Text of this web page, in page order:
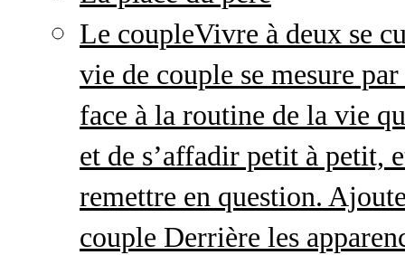
Le coupleVivre à deux se
vie de couple se mesure
face à la routine de la vie
et de s’affadir petit à petit,
remettre en question.
couple Derrière les